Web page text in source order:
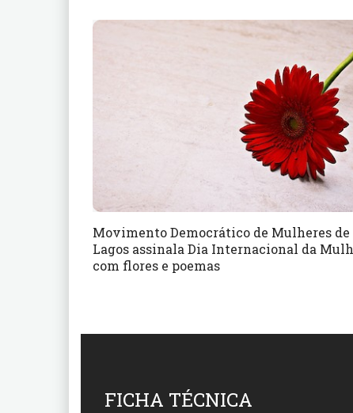
Movimento Democrático de Mulheres de
Lagos assinala Dia Internacional da
com flores e poemas
FICHA TÉCNICA